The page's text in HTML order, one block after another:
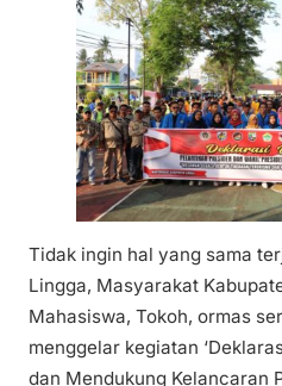
Tidak ingin hal yang sama
Lingga, Masyarakat
Mahasiswa, Tokoh, ormas
menggelar kegiatan
dan Mendukung Kelancaran